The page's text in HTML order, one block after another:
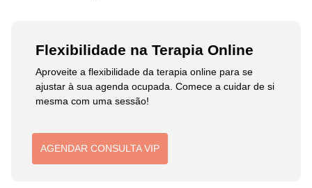
Flexibilidade na Terapia Online
Aproveite a flexibilidade da terapia online para se
ajustar à sua agenda ocupada. Comece a cuidar de si
mesma com uma sessão!
AGENDAR CONSULTA VIP